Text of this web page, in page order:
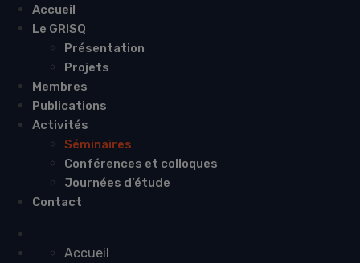
Accueil
Le GRISQ
Présentation
Projets
Membres
Publications
Activités
Séminaires
Conférences et colloques
Journées d’étude
Contact
Accueil